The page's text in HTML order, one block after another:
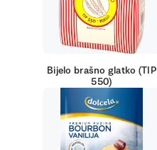
Bijelo brašno glatko (TIP
550)